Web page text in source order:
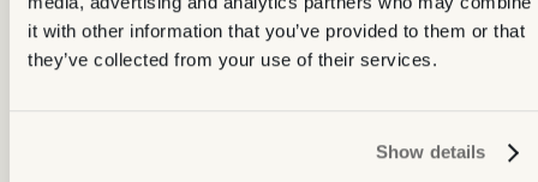
it with other information that you’ve provided to them or that
they’ve collected from your use of their services.
Show details